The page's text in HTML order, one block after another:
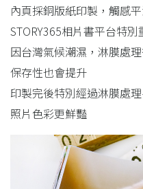
內頁採銅版紙印製，觸感
STORY365相片書平台特
因台灣氣候潮濕，淋膜處
保存性也會提升
印製完後特別經過淋膜處
照片色彩更鮮豔